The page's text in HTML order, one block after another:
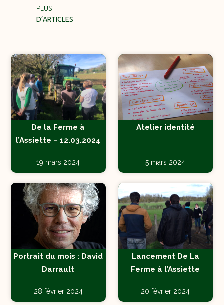
PLUS
D’ARTICLES
De la Ferme à
l’Assiette – 12.03.2024
19 mars 2024
Atelier identité
5 mars 2024
Portrait du mois : David
Darrault
28 février 2024
Lancement De La
Ferme à l’Assiette
20 février 2024